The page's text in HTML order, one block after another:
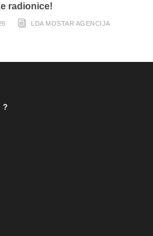
radionice!
LDA MOSTAR AGENCIJA
?